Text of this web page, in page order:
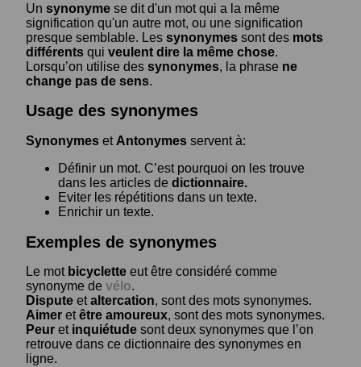
Un synonyme se dit d'un mot qui a la même
signification qu'un autre mot, ou une signification
presque semblable. Les synonymes sont des mots
différents qui veulent dire la même chose.
Lorsqu’on utilise des synonymes, la phrase ne
change pas de sens.
Usage des synonymes
Synonymes et Antonymes servent à:
Définir un mot. C’est pourquoi on les trouve
dans les articles de dictionnaire.
Eviter les répétitions dans un texte.
Enrichir un texte.
Exemples de synonymes
Le mot bicyclette eut être considéré comme
synonyme de vélo.
Dispute etaltercation, sont des mots synonymes.
Aimer etêtre amoureux, sont des mots synonymes.
Peur et inquiétude sont deux synonymes que l’on
retrouve dans ce dictionnaire des synonymes en
ligne.